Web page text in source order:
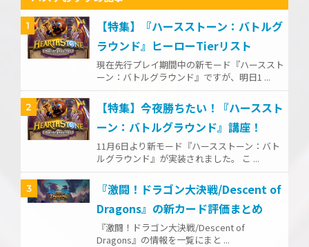
1
【特集】『ハースストーン：バトルグ
ラウンド』ヒーローTierリスト
現在先行プレイ期間中の新モード『ハーススト
ーン：バトルグラウンド』ですが、明日1 ...
2
【特集】今夜勝ちたい！『ハーススト
ーン：バトルグラウンド』講座！
11月6日より新モード『ハースストーン：バト
ルグラウンド』が実装されました。 こ ...
3
『激闘！ドラゴン大決戦/Descent of
Dragons』の新カード評価まとめ
『激闘！ドラゴン大決戦/Descent of
Dragons』の情報を一覧にまと ...